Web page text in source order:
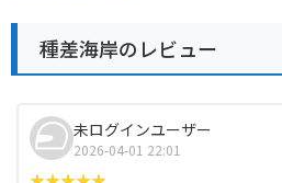
種差海岸のレビュー
未ログインユーザー
2026-04-01 22:01